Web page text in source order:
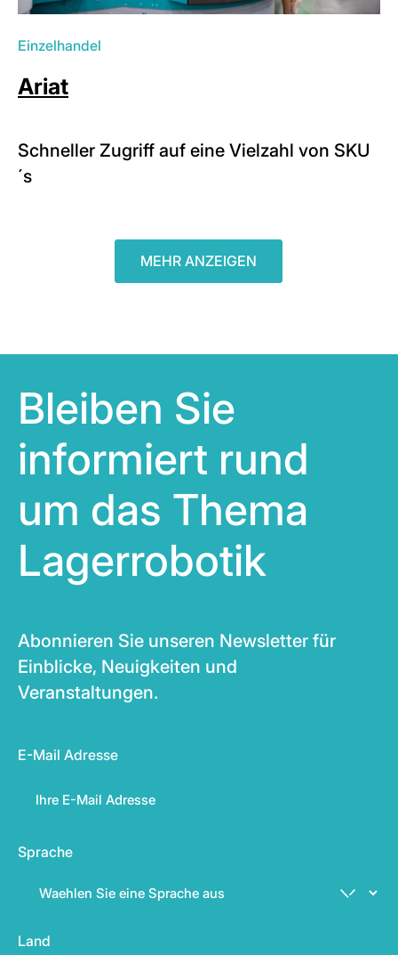
Einzelhandel
Ariat
Schneller Zugriff auf eine Vielzahl von SKU
´s
MEHR ANZEIGEN
Bleiben Sie
informiert rund
um das Thema
Lagerrobotik
Abonnieren Sie unseren Newsletter für
Einblicke, Neuigkeiten und
Veranstaltungen.
E-Mail Adresse
Sprache
Land